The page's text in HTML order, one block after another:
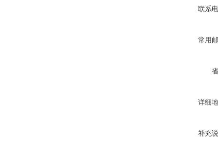
联系
常用
详细
补充